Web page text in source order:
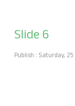
Slide 6
Publish : Saturday,